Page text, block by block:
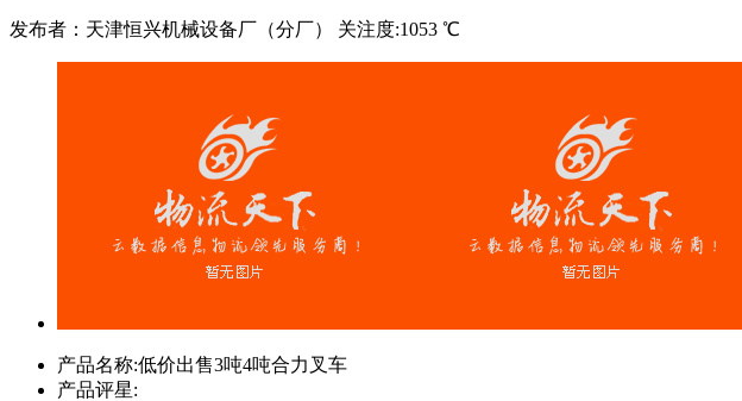
发布者：天津恒兴机械设备厂（分厂） 关注度:1053 ℃
产品名称:低价出售3吨4吨合力叉车
产品评星: